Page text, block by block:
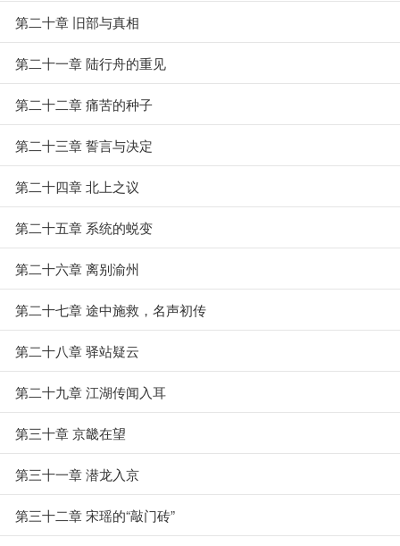
第二十章 旧部与真相
第二十一章 陆行舟的重见
第二十二章 痛苦的种子
第二十三章 誓言与决定
第二十四章 北上之议
第二十五章 系统的蜕变
第二十六章 离别渝州
第二十七章 途中施救，名声初传
第二十八章 驿站疑云
第二十九章 江湖传闻入耳
第三十章 京畿在望
第三十一章 潜龙入京
第三十二章 宋瑶的“敲门砖”